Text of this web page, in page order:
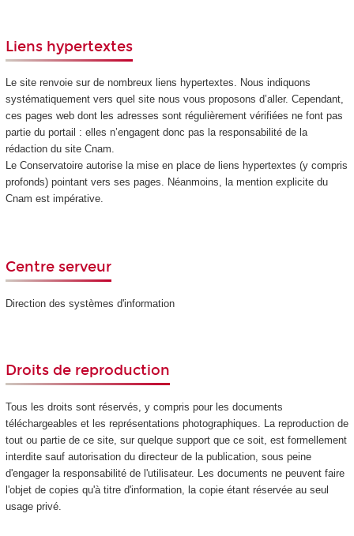
Liens hypertextes
Le site renvoie sur de nombreux liens hypertextes. Nous indiquons
systématiquement vers quel site nous vous proposons d’aller. Cependant,
ces pages web dont les adresses sont régulièrement vérifiées ne font pas
partie du portail : elles n’engagent donc pas la responsabilité de la
rédaction du site Cnam.
Le Conservatoire autorise la mise en place de liens hypertextes (y compris
profonds) pointant vers ses pages. Néanmoins, la mention explicite du
Cnam est impérative.
Centre serveur
Direction des systèmes d'information
Droits de reproduction
Tous les droits sont réservés, y compris pour les documents
téléchargeables et les représentations photographiques. La reproduction de
tout ou partie de ce site, sur quelque support que ce soit, est formellement
interdite sauf autorisation du directeur de la publication, sous peine
d'engager la responsabilité de l'utilisateur. Les documents ne peuvent faire
l'objet de copies qu'à titre d'information, la copie étant réservée au seul
usage privé.